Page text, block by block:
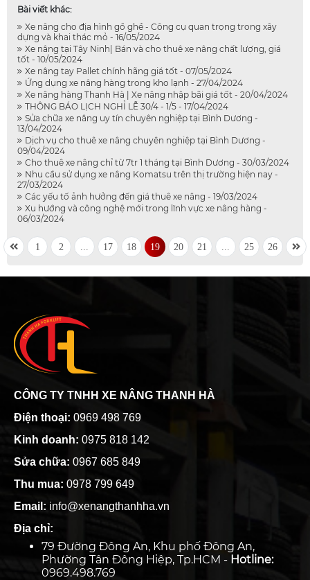
Bài viết khác:
Xe nâng cho địa hình gồ ghề - Công cụ quan trọng trong xây
dựng và khai thác mỏ - 16/05/2024
Xe nâng tại Tây Ninh| Bán và cho thuê xe nâng chất lượng, giá
tốt - 10/05/2024
Xe nâng tay Pallet chính hãng giá tốt - 07/05/2024
Ứng dụng xe nâng hàng trong kho lạnh - 27/04/2024
Xe nâng hàng Thanh Hà | Xe nâng nhập bãi giá tốt - 20/04/2024
THÔNG BÁO LỊCH NGHỈ LỄ 30/4 - 1/5 - 17/04/2024
Sửa chữa xe nâng uy tín chuyên nghiệp tại Bình Dương -
13/04/2024
Dịch vụ cho thuê xe nâng chuyên nghiệp tại Bình Dương -
09/04/2024
Cho thuê xe nâng chỉ từ 7tr 1 tháng tại Bình Dương - 30/03/2024
Nhu cầu sử dụng xe nâng Komatsu trên thị trường hiện nay -
27/03/2024
Các yếu tố ảnh hưởng đến giá thuê xe nâng - 19/03/2024
Xu hướng và công nghệ mới trong lĩnh vực xe nâng hàng -
06/03/2024
1 2 17 18 19 20 21 25 26
CÔNG TY TNHH XE NÂNG THANH HÀ
Điện thoại: 0969 498 769
Kinh doanh: 0975 818 142
Sửa chữa: 0967 685 849
Thu mua: 0978 799 649
Email: info@xenangthanhha.vn
Địa chỉ:
79 Đường Đông An, Khu phố Đông An,
Phường Tân Đông Hiệp, Tp.HCM - Hotline:
0969.498.769